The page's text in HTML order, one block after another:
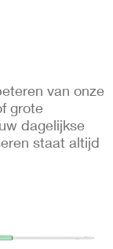
van onze
grote
dagelijkse
staat altijd